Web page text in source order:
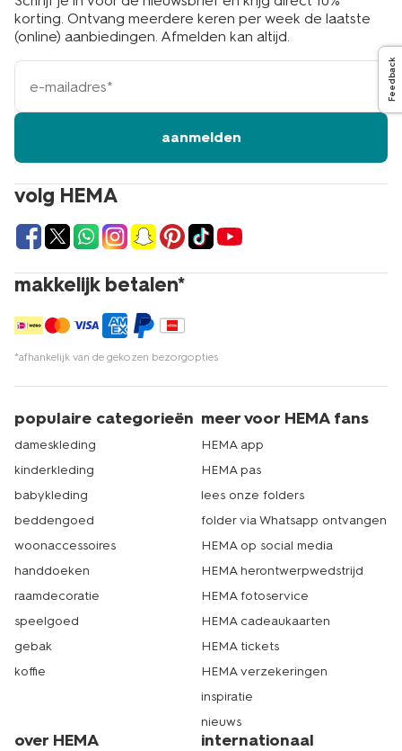
volg HEMA
makkelijk betalen*
*afhankelijk van de gekozen bezorgopties
korting. Ontvang meerdere keren per week de laatste
(online) aanbiedingen. Afmelden kan altijd.
e-
mailadres
aanmelden
populaire categorieën
dameskleding
kinderkleding
babykleding
beddengoed
woonaccessoires
handdoeken
raamdecoratie
speelgoed
gebak
koffie
meer voor HEMA fans
HEMA app
HEMA pas
lees onze folders
folder via Whatsapp ontvangen
HEMA op social media
HEMA herontwerpwedstrijd
HEMA fotoservice
HEMA cadeaukaarten
HEMA tickets
HEMA verzekeringen
inspiratie
nieuws
over HEMA internationaal
Feedback